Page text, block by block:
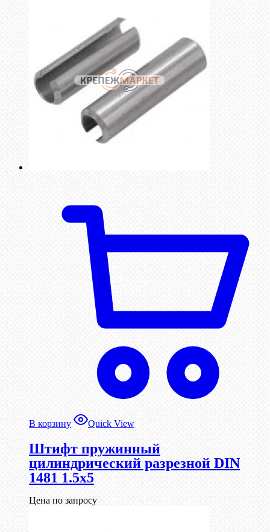
В корзину Quick View
Штифт пружинный
цилиндрический разрезной DIN
1481 1.5х5
Цена по запросу